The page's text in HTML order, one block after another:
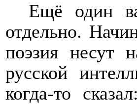
Ещё один
отдельно.
поэзия несут
русской
когда-то